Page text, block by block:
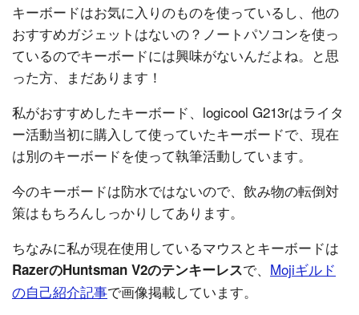
キーボードはお気に入りのものを使っているし、他の
おすすめガジェットはないの？ノートパソコンを使っ
ているのでキーボードには興味がないんだよね。と思
った方、まだあります！
私がおすすめしたキーボード、logicool G213rはライタ
ー活動当初に購入して使っていたキーボードで、現在
は別のキーボードを使って執筆活動しています。
今のキーボードは防水ではないので、飲み物の転倒対
策はもちろんしっかりしてあります。
ちなみに私が現在使用しているマウスとキーボードは
RazerのHuntsman V2のテンキーレスで、 Mojiギルド
の自己紹介記事で画像掲載しています。